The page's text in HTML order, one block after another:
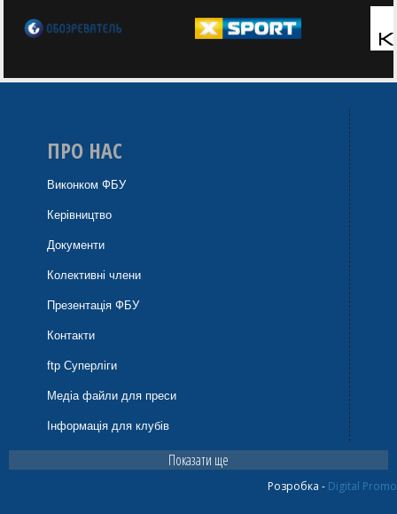
ПРО НАС
Виконком ФБУ
Керівництво
Документи
Колективні члени
Презентація ФБУ
Контакти
ftp Суперліги
Медіа файли для преси
Інформація для клубів
Показати ще
Розробка - Digital Promo